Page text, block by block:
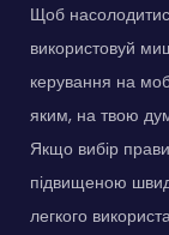
Щоб
використовуй
керування на
яким, на твою
Якщо вибір
підвищеною
легкого